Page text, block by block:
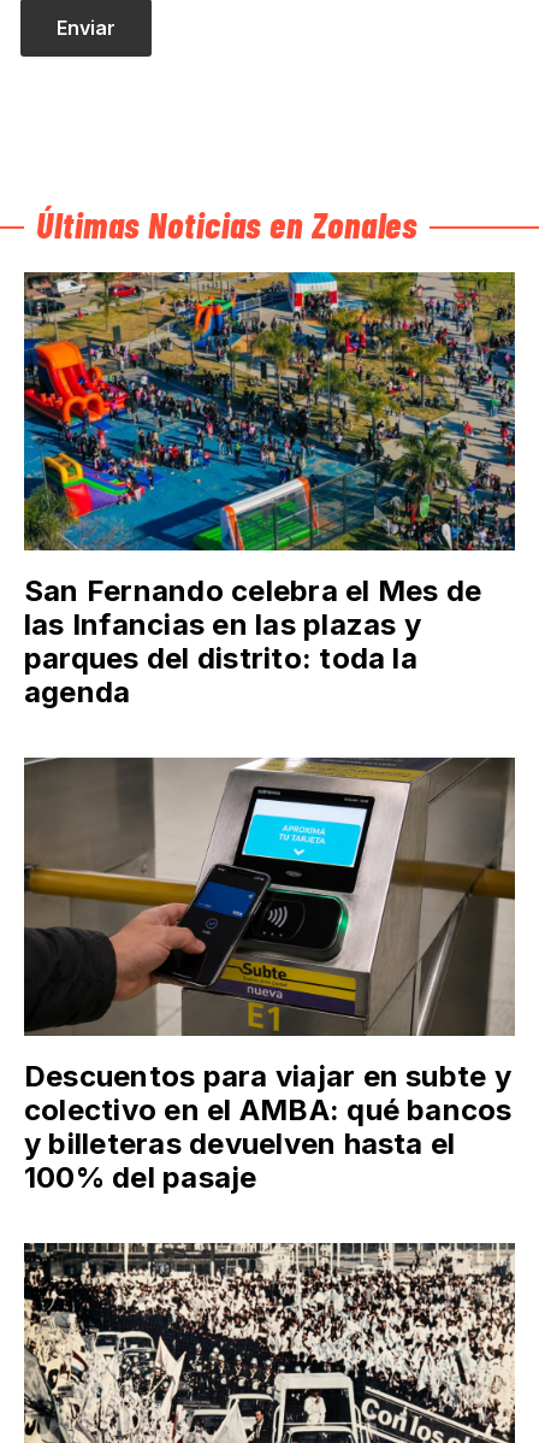
Últimas Noticias en Zonales
San Fernando celebra el Mes de
las Infancias en las plazas y
parques del distrito: toda la
agenda
Descuentos para viajar en subte y
colectivo en el AMBA: qué bancos
y billeteras devuelven hasta el
100% del pasaje